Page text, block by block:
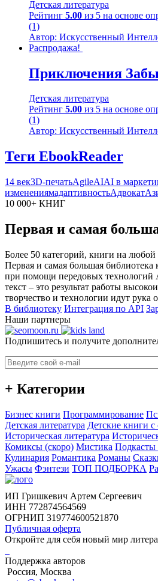
Детская литература
Рейтинг 5.00 из 5 на основе
(1)
Автор: Искусственный
Распродажа!
Приключения
Детская литература
Рейтинг 5.00 из 5 на основе
(1)
Автор: Искусственный
Теги EbookReader
14 век3D-печатьAgileAIAI в
изменениямадаптивностьАдвокат
10 000+ КНИГ
Первая и самая
Более 50 категорий, книги на любой
Первая и самая большая
при помощи передовых технологий
текст – это результат работы
творчество и технологии идут рука
В библиотеку Интеграция по API
Наши партнеры
Подпишитесь и получите
+ Категории
Бизнес книги Программирование
Детская литература Детские книги с
Историческая литература
Комиксы (скоро) Мистика Подкасты
Кулинария Романтика Романы
Ужасы Фэнтези ТОП ПОДБОРКА
ИП Гришкевич Артем Сергеевич
ИНН 772874564569
ОГРНИП 319774600521870
Публичная оферта
Откройте для себя новый мир
Поддержка авторов
Россия, Москва